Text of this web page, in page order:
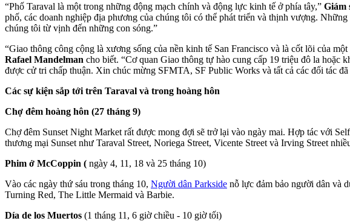
“Phố Taraval là một trong những động mạch chính và động lực kinh tế ở phía tây,” Giám
phố, các doanh nghiệp địa phương của chúng tôi có thể phát triển và thịnh vượng.
chúng tôi từ vịnh đến những con sóng.”
“Giao thông công cộng là xương sống của nền kinh tế San Francisco và là cốt lõi của
Rafael Mandelman cho biết. “Cơ quan Giao thông tự hào cung cấp 19 triệu đô la
được cử tri chấp thuận. Xin chúc mừng SFMTA, SF Public Works và tất cả các đối tác
Các sự kiện sắp tới trên Taraval và trong hoàng hôn
Chợ đêm hoàng hôn (27 tháng 9)
Chợ đêm Sunset Night Market rất được mong đợi sẽ trở lại vào ngày mai. Hợp tác với
thương mại Sunset như Taraval Street, Noriega Street, Vicente Street và Irving Street
Phim ở McCoppin ( ngày 4, 11, 18 và 25 tháng 10)
Vào các ngày thứ sáu trong tháng 10, Người dân Parkside nỗ lực đảm bảo người dân và
Turning Red, The Little Mermaid và Barbie.
Día de los Muertos (1 tháng 11, 6 giờ chiều - 10 giờ tối)